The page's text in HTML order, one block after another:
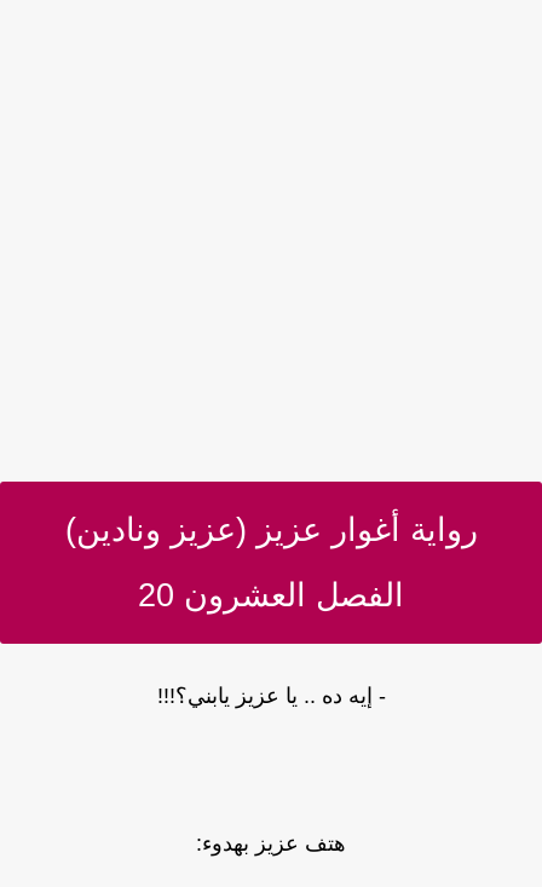
رواية أغوار عزيز (عزيز ونادين)
الفصل العشرون 20
- إيه ده .. يا عزيز يابني؟!!!
هتف عزيز بهدوء: